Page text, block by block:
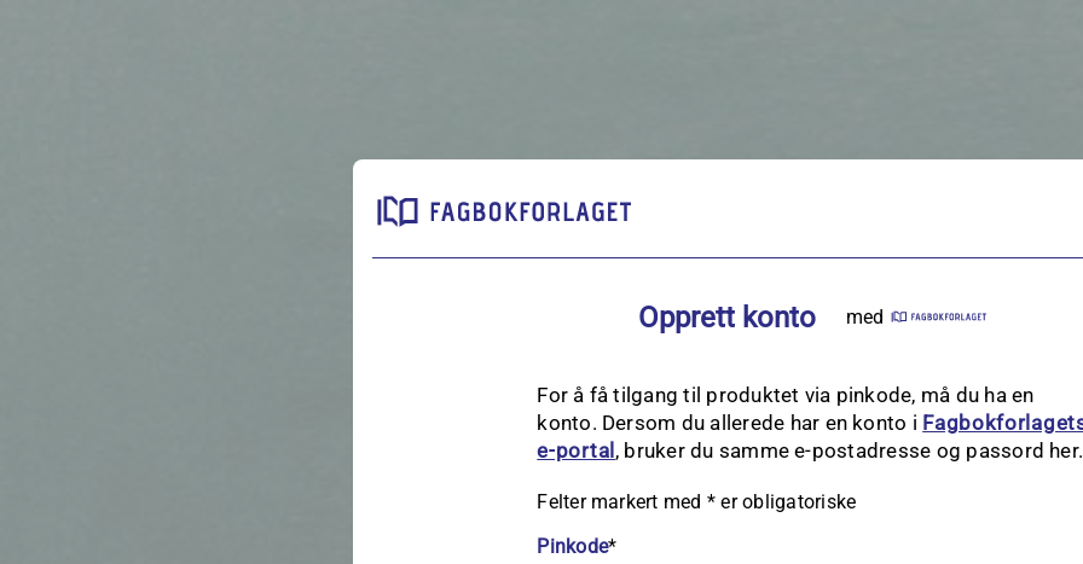
Opprett konto med
For å få tilgang til produktet via pinkode, må du ha en
konto. Dersom du allerede har en konto i
e‑portal, bruker du samme e-postadresse og passord her.
Felter markert med * er obligatoriske
Pinkode*